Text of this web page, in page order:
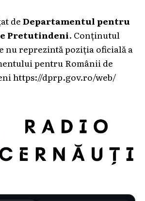
deDepartamentul pentru
Pretutindeni. Conținutul
nu reprezintă poziția oficială a
pentru Românii de
https://dprp.gov.ro/web/